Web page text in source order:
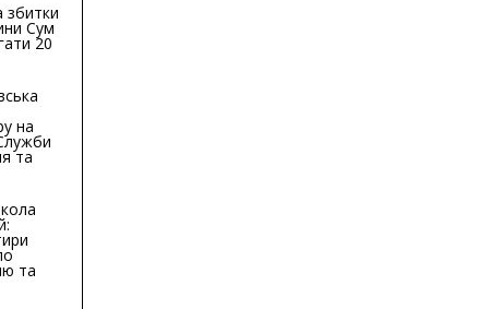
Сум
20
на
та
та